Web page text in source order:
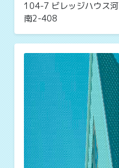
104-7 ビレッジハウス河
南2-408